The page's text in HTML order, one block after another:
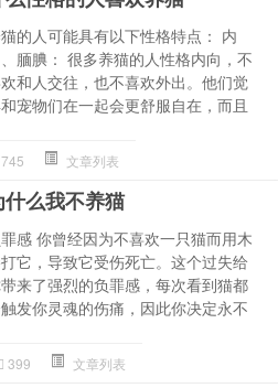
的人可能具有以下性格特点： 内
腼腆： 很多养猫的人性格内向，不
和人交往，也不喜欢外出。他们觉
宠物们在一起会更舒服自在，而且
745 文章列表
什么我不养猫
感 你曾经因为不喜欢一只猫而用木
它，导致它受伤死亡。这个过失给
来了强烈的负罪感，每次看到猫都
发你灵魂的伤痛，因此你决定永不
399 文章列表